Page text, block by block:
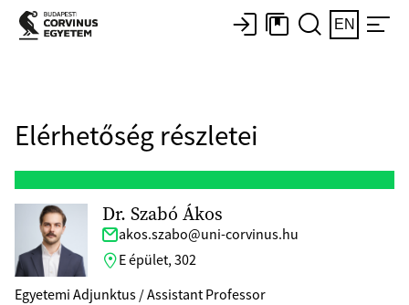
EN
Elérhetőség részletei
Dr. Szabó Ákos
akos.szabo@uni-corvinus.hu
E épület, 302
Egyetemi Adjunktus / Assistant Professor